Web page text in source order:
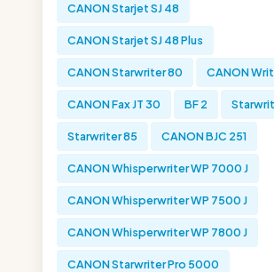
CANON Starjet SJ 48
CANON Starjet SJ 48 Plus
CANON Starwriter 80 CANON
CANON Fax JT 30 BF 2
Starwriter 85 CANON BJC 251
CANON Whisperwriter WP 7000 J
CANON Whisperwriter WP 7500 J
CANON Whisperwriter WP 7800 J
CANON Starwriter Pro 5000